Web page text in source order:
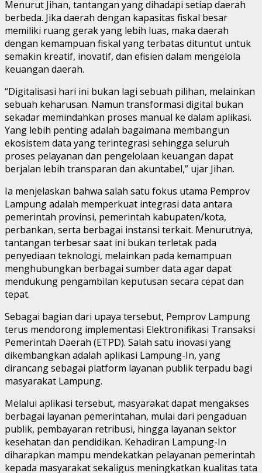
Menurut Jihan, tantangan yang dihadapi setiap daerah
berbeda. Jika daerah dengan kapasitas fiskal besar
memiliki ruang gerak yang lebih luas, maka daerah
dengan kemampuan fiskal yang terbatas dituntut untuk
semakin kreatif, inovatif, dan efisien dalam mengelola
keuangan daerah.
“Digitalisasi hari ini bukan lagi sebuah pilihan, melainkan
sebuah keharusan. Namun transformasi digital bukan
sekadar memindahkan proses manual ke dalam aplikasi.
Yang lebih penting adalah bagaimana membangun
ekosistem data yang terintegrasi sehingga seluruh
proses pelayanan dan pengelolaan keuangan dapat
berjalan lebih transparan dan akuntabel,” ujar Jihan.
Ia menjelaskan bahwa salah satu fokus utama Pemprov
Lampung adalah memperkuat integrasi data antara
pemerintah provinsi, pemerintah kabupaten/kota,
perbankan, serta berbagai instansi terkait. Menurutnya,
tantangan terbesar saat ini bukan terletak pada
penyediaan teknologi, melainkan pada kemampuan
menghubungkan berbagai sumber data agar dapat
mendukung pengambilan keputusan secara cepat dan
tepat.
Sebagai bagian dari upaya tersebut, Pemprov Lampung
terus mendorong implementasi Elektronifikasi Transaksi
Pemerintah Daerah (ETPD). Salah satu inovasi yang
dikembangkan adalah aplikasi Lampung-In, yang
dirancang sebagai platform layanan publik terpadu bagi
masyarakat Lampung.
Melalui aplikasi tersebut, masyarakat dapat mengakses
berbagai layanan pemerintahan, mulai dari pengaduan
publik, pembayaran retribusi, hingga layanan sektor
kesehatan dan pendidikan. Kehadiran Lampung-In
diharapkan mampu mendekatkan pelayanan pemerintah
kepada masyarakat sekaligus meningkatkan kualitas tata